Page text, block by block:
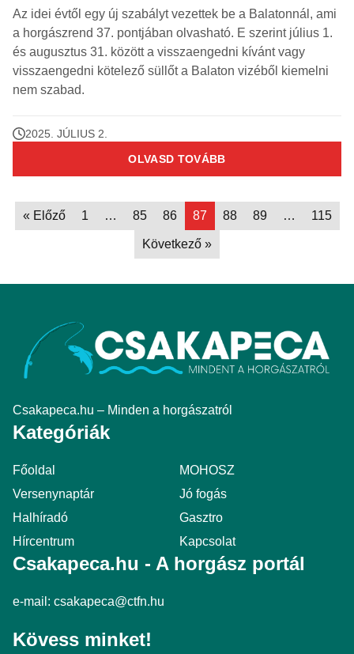
Az idei évtől egy új szabályt vezettek be a Balatonnál, ami
a horgászrend 37. pontjában olvasható. E szerint július 1.
és augusztus 31. között a visszaengedni kívánt vagy
visszaengedni kötelező süllőt a Balaton vizéből kiemelni
nem szabad.
2025. JÚLIUS 2.
OLVASD TOVÁBB
« Előző 1 … 85 86 87 88 89 … 115
Következő »
Csakapeca.hu – Minden a horgászatról
Kategóriák
Főoldal
MOHOSZ
Versenynaptár
Jó fogás
Halhíradó
Gasztro
Hírcentrum
Kapcsolat
Csakapeca.hu - A horgász portál
e-mail: csakapeca@ctfn.hu
Kövess minket!